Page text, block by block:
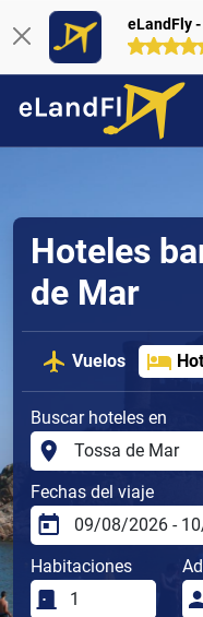
eLandFly
Hoteles
de Mar
Vuelos
Buscar hoteles en
Fechas del viaje
Habitaciones